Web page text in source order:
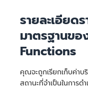
รายละเอียด
มาตรฐานขอ
Functions
คุณจะถูกเรียกเก็บค่าบ
สถานะที่จำเป็นในการ